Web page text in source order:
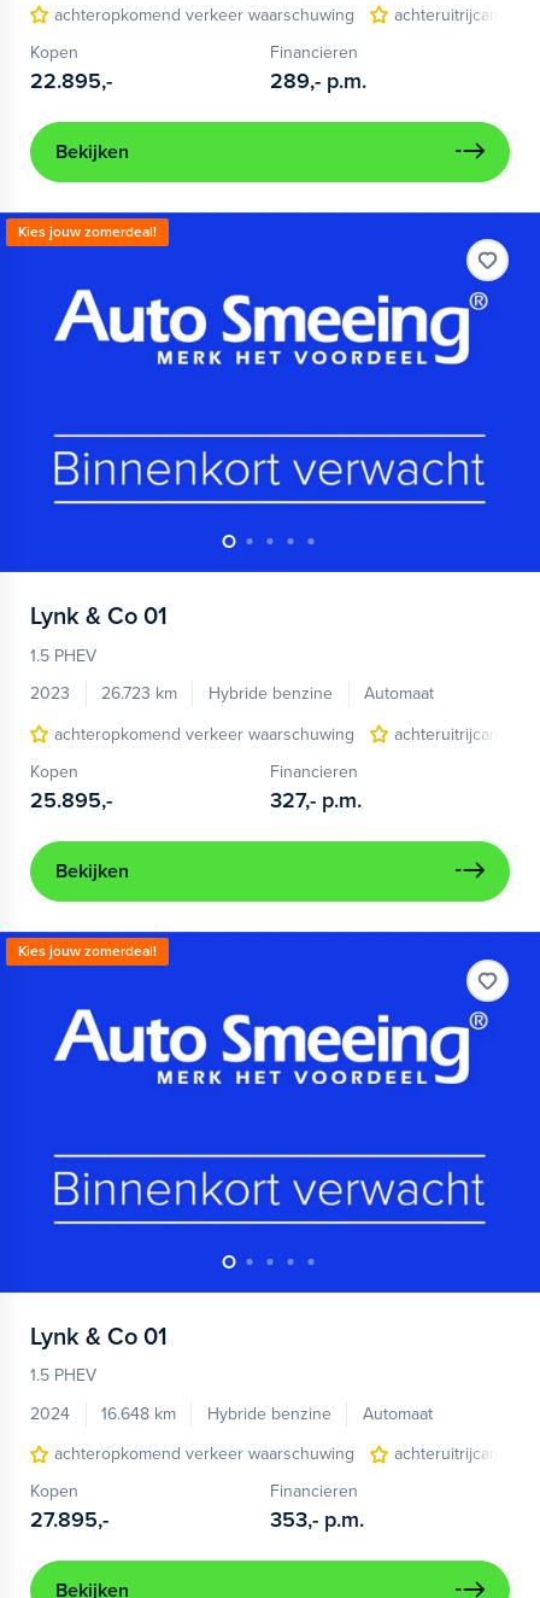
achteropkomend verkeer waarschuwing
achteruitrijcamera
Kopen
22.895,-
Financieren
289,- p.m.
Bekijken
Kies jouw zomerdeal!
Lynk & Co 01
1.5 PHEV
2023
26.723 km Hybride benzine
Automaat
achteropkomend verkeer waarschuwing
achteruitrijcamera
Kopen
25.895,-
Financieren
327,- p.m.
Bekijken
Kies jouw zomerdeal!
Lynk & Co 01
1.5 PHEV
2024
16.648 km Hybride benzine
Automaat
achteropkomend verkeer waarschuwing
achteruitrijcamera
Kopen
27.895,-
Financieren
353,- p.m.
Bekijken